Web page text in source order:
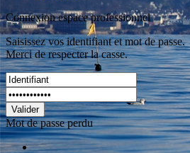
Connexion espace professionnel
Saisissez vos identifiant et mot de passe.
Merci de respecter la casse.
Valider
Mot de passe perdu